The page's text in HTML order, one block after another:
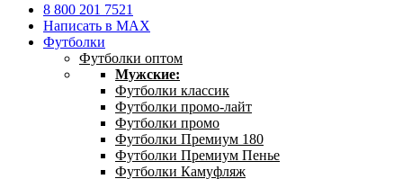
8 800 201 7521
Написать в MAX
Футболки
Футболки оптом
Мужские:
Футболки классик
Футболки промо-лайт
Футболки промо
Футболки Премиум 180
Футболки Премиум Пенье
Футболки Камуфляж